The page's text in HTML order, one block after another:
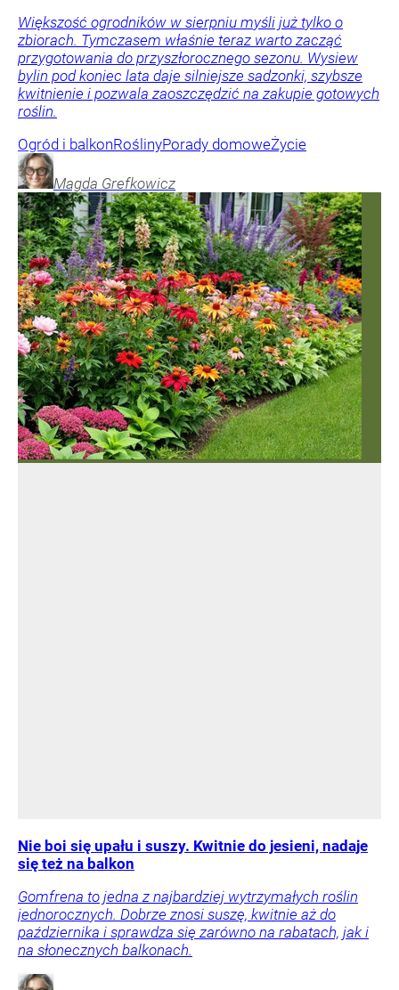
Większość ogrodników w sierpniu myśli już tylko o
zbiorach. Tymczasem właśnie teraz warto zacząć
przygotowania do przyszłorocznego sezonu. Wysiew
bylin pod koniec lata daje silniejsze sadzonki, szybsze
kwitnienie i pozwala zaoszczędzić na zakupie gotowych
roślin.
Ogród i balkonRoślinyPorady domoweŻycie
Magda Grefkowicz
Nie boi się upału i suszy. Kwitnie do jesieni, nadaje
się też na balkon
Gomfrena to jedna z najbardziej wytrzymałych roślin
jednorocznych. Dobrze znosi suszę, kwitnie aż do
października i sprawdza się zarówno na rabatach, jak i
na słonecznych balkonach.